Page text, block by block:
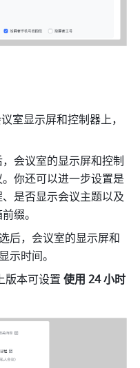
室显示屏和控制器上，
会议室的显示屏和控制
你还可以进一步设置是
是否显示会议主题以及
缀。
后，会议室的显示屏和
示时间。
版本可设置 使用 24 小时